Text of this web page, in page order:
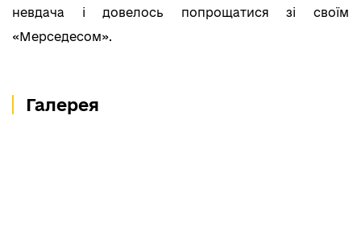
невдача і довелось попрощатися зі своїм
«Мерседесом».
Галерея